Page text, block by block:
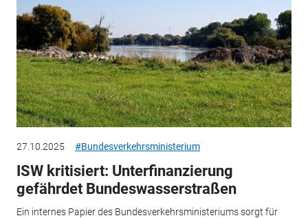
27.10.2025 #Bundesverkehrsministerium
ISW kritisiert: Unterfinanzierung
gefährdet Bundeswasserstraßen
Ein internes Papier des Bundesverkehrsministeriums sorgt für